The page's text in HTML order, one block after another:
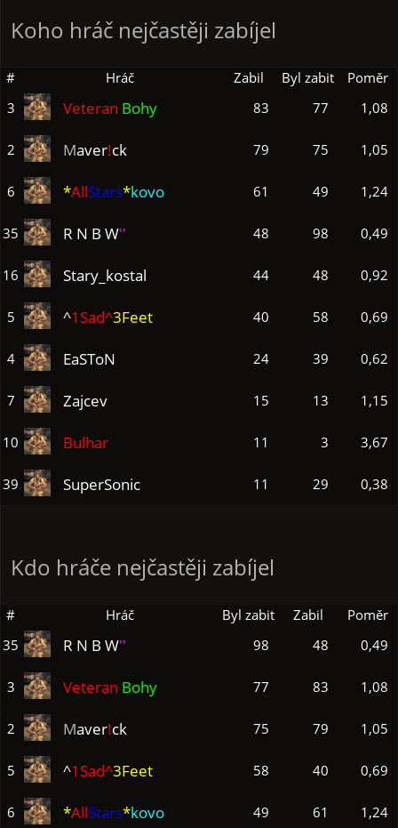
Koho hráč nejčastěji zabíjel
# Hráč Zabil Byl zabit
Poměr
3
Veteran Bohy 83 77 1,08
2 Maver!ck 79 75 1,05
6 *AllStars*kovo 61 49 1,24
35 R N B W'' 48 98 0,49
16 Stary_kostal 44 48 0,92
5 ^1Sad^3Feet 40 58 0,69
4 EaSToN 24 39 0,62
7 Zajcev 15 13 1,15
10 Bulhar 11 3 3,67
39 SuperSonic 11 29 0,38
Kdo hráče nejčastěji zabíjel
# Hráč Byl zabit Zabil
Poměr
35
R N B W'' 98 48 0,49
3 Veteran Bohy 77 83 1,08
2 Maver!ck 75 79 1,05
5 ^1Sad^3Feet 58 40 0,69
6 *AllStars*kovo 49 61 1,24